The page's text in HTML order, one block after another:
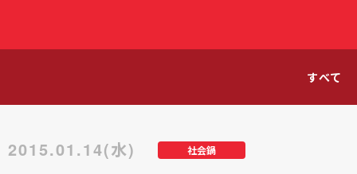
すべて
社会鍋
2015.01.14(水)